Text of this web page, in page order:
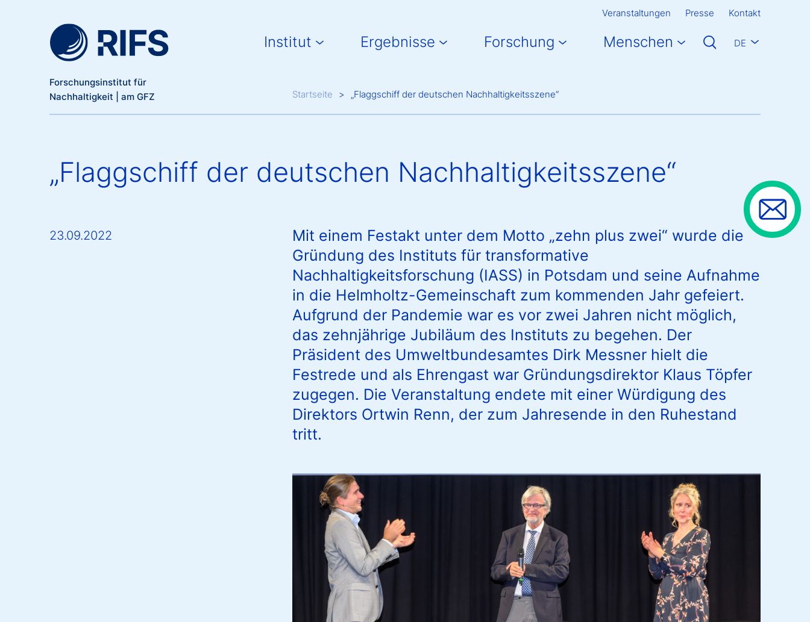
Veranstaltungen Presse Kontakt
Institut Ergebnisse Forschung Menschen DE
Forschungsinstitut für
Nachhaltigkeit | am GFZ
Breadcrumb
Startseite „Flaggschiff der deutschen Nachhaltigkeitsszene“
„Flaggschiff der deutschen Nachhaltigkeitsszene“
23.09.2022
Mit einem Festakt unter dem Motto „zehn plus zwei“ wurde die
Gründung des Instituts für transformative
Nachhaltigkeitsforschung (IASS) in Potsdam und seine Aufnahme
in die Helmholtz-Gemeinschaft zum kommenden Jahr gefeiert.
Aufgrund der Pandemie war es vor zwei Jahren nicht möglich,
das zehnjährige Jubiläum des Instituts zu begehen. Der
Präsident des Umweltbundesamtes Dirk Messner hielt die
Festrede und als Ehrengast war Gründungsdirektor Klaus Töpfer
zugegen. Die Veranstaltung endete mit einer Würdigung des
Direktors Ortwin Renn, der zum Jahresende in den Ruhestand
tritt.